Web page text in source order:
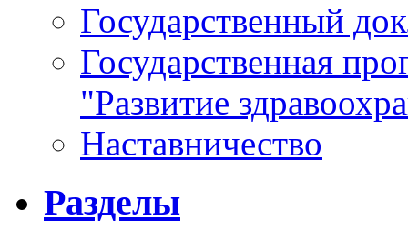
Государственный
Государственная
"Развитие
Наставничество
Разделы